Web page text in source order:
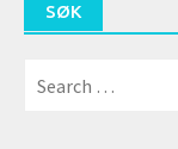
SØK
for: